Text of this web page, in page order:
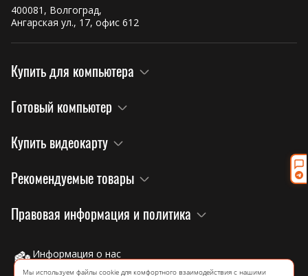
400081, Волгоград,
Ангарская ул., 17, офис 612
Купить для компьютера
Готовый компьютер
Купить видеокарту
Рекомендуемые товары
Правовая информация и политика
Информация о нас
на официальном сайте завода!
Мы используем файлы cookie для комфортного взаимодействия с нашими